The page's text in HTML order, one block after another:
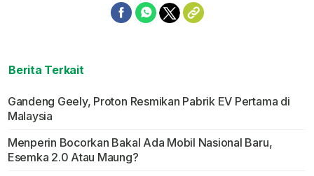
Berita Terkait
Gandeng Geely, Proton Resmikan Pabrik EV Pertama di
Malaysia
Menperin Bocorkan Bakal Ada Mobil Nasional Baru,
Esemka 2.0 Atau Maung?